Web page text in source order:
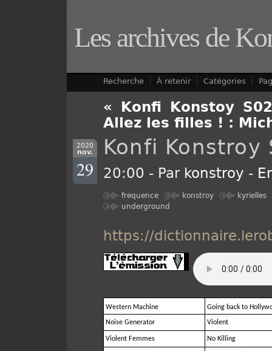
Les archives de
Recherche À retenir Catégories
« Konfi Konstoy
Allez les filles ! :
2020
nov.
29
Konfi Konstroy
20:00 - Par konstroy -
frequence konstroy
kyrielles
underground
https://
Western Machine Going back to
Noise Generator Violent
Violent Femmes No Killing